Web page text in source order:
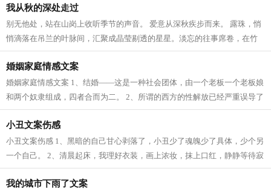
我从秋的深处走过
别无他处，站在山岗上收听季节的声音。 爱意从深秋疾步而来。 露珠，悄
悄滴落在吊兰的叶脉间，汇聚成晶莹剔透的星星。淡忘的往事席卷，在竹
林中穿梭。脚步不紧不慢，按某一节...
婚姻家庭情感文案
婚姻家庭情感文案 1、结婚——这是一种社会团体，由一个老板一个老板娘
和两个奴隶组成，四者合而为二。 2、所谓的西方的性解放已经严重误导了
这一代人的价值取向。所谓的西方的...
小丑文案伤感
小丑文案伤感 1、黑暗的自己甘心剥落了，小丑少了魂魄少了具体，少个另
一个自己。 2、清晨起床，我理好衣装，画上浓妆，抹上口红，静静等待寂
寞到来。 3、时间没有改变什么，只...
我的城市下雨了文案